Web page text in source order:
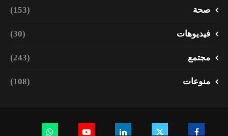
صحة (153)
فيديوهات (30)
مجتمع (243)
منوعات (108)